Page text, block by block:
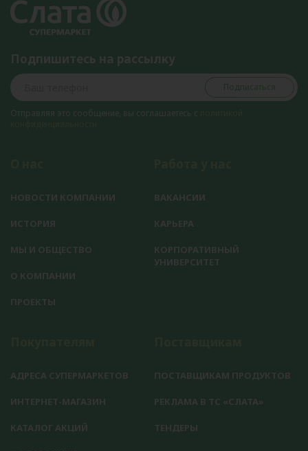
Подпишитесь на рассылку
Подписаться
Отправляя это сообщение, вы соглашаетесь с
НОВОСТИ КОМПАНИИ
ИСТОРИЯ
МЫ И ОБЩЕСТВО
О КОМПАНИИ
ПРОЕКТЫ
ВАКАНСИИ
КАРЬЕРА
КОРПОРАТИВНЫЙ
УНИВЕРСИТЕТ
АДРЕСА СУПЕРМАРКЕТОВ
ИНТЕРНЕТ-МАГАЗИН
КАТАЛОГ АКЦИЙ
ПОСТАВЩИКАМ ПРОДУКТОВ
РЕКЛАМА В ТС «СЛАТА»
ТЕНДЕРЫ